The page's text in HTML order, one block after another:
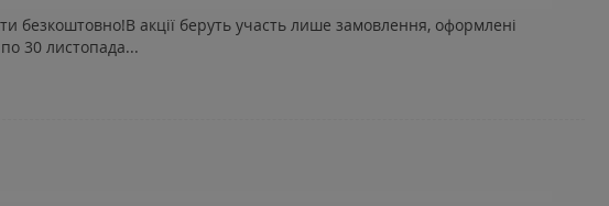
безкоштовно!В акції беруть участь лише замовлення, оформлені
30 листопада...